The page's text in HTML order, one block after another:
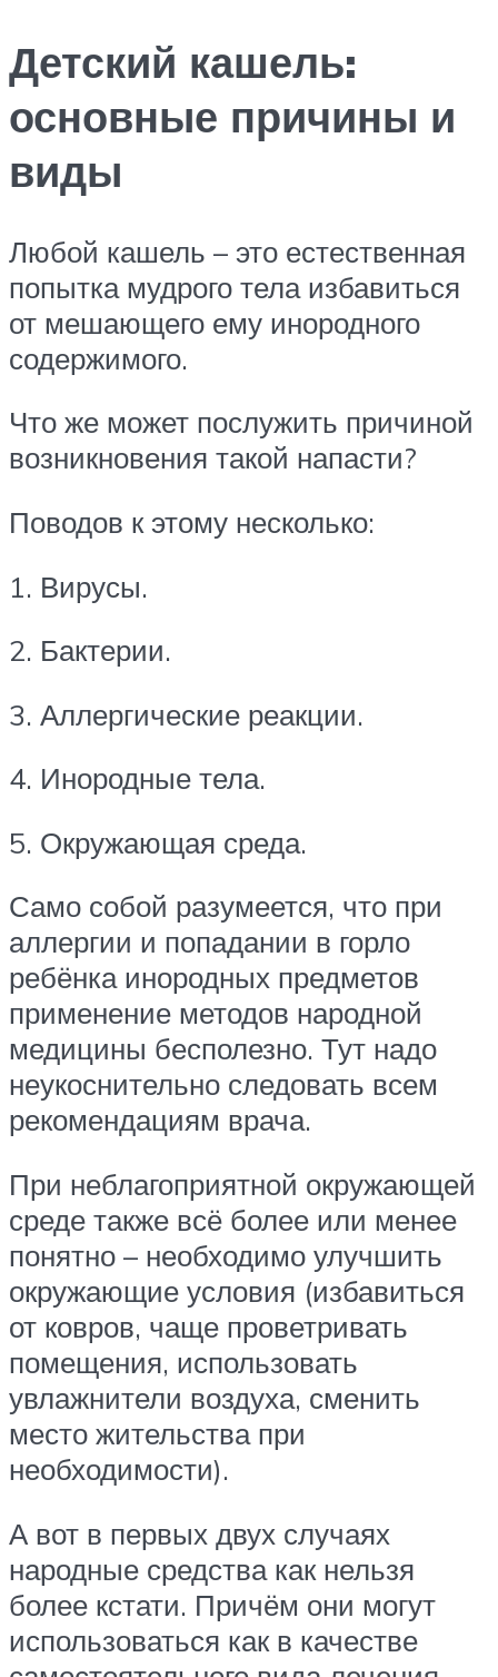
Детский кашель:
основные причины и
виды
Любой кашель – это естественная
попытка мудрого тела избавиться
от мешающего ему инородного
содержимого.
Что же может послужить причиной
возникновения такой напасти?
Поводов к этому несколько:
1. Вирусы.
2. Бактерии.
3. Аллергические реакции.
4. Инородные тела.
5. Окружающая среда.
Само собой разумеется, что при
аллергии и попадании в горло
ребёнка инородных предметов
применение методов народной
медицины бесполезно. Тут надо
неукоснительно следовать всем
рекомендациям врача.
При неблагоприятной окружающей
среде также всё более или менее
понятно – необходимо улучшить
окружающие условия (избавиться
от ковров, чаще проветривать
помещения, использовать
увлажнители воздуха, сменить
место жительства при
необходимости).
А вот в первых двух случаях
народные средства как нельзя
более кстати. Причём они могут
использоваться как в качестве